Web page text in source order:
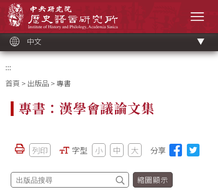
中文
:::
首頁 > 出版品 > 專書
專書：漢學會議論文集
列印 字型 小 中 大 分享
縮圖顯示